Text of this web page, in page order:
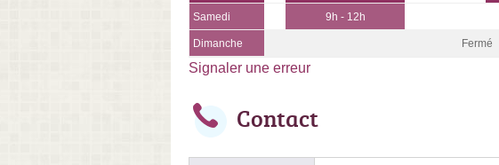
Samedi 9h - 12h
Dimanche Fermé
Signaler une erreur
Contact